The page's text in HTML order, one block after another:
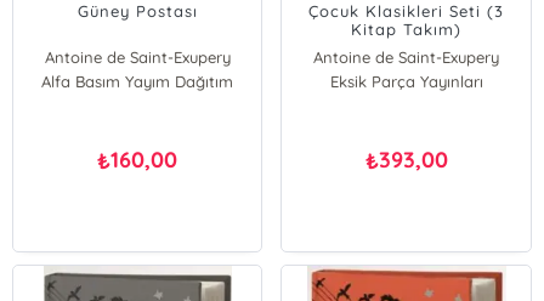
Güney Postası
Antoine de Saint-Exupery
Alfa Basım Yayım Dağıtım
₺160,00
Çocuk Klasikleri Seti (3
Kitap Takım)
Antoine de Saint-Exupery
Eksik Parça Yayınları
₺393,00